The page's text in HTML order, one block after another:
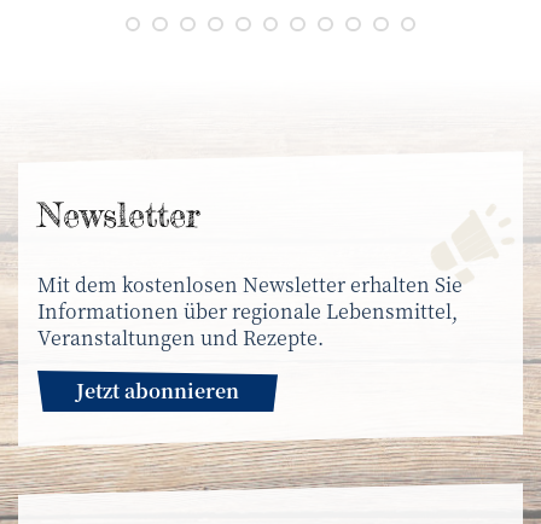
News­letter
Mit dem kostenlosen Newsletter erhalten Sie
Informationen über regionale Lebensmittel,
Veranstaltungen und Rezepte.
Jetzt abonnieren